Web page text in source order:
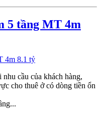
5 tầng MT 4m
cầu của khách hàng,
cho thuê ở có dòng tiền ổn